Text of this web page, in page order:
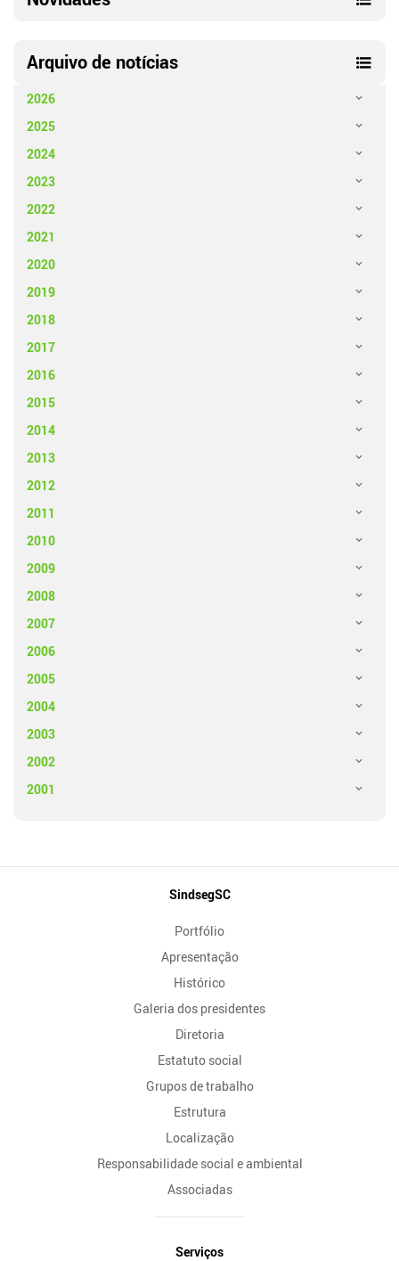
Arquivo de notícias
2026
2025
2024
2023
2022
2021
2020
2019
2018
2017
2016
2015
2014
2013
2012
2011
2010
2009
2008
2007
2006
2005
2004
2003
2002
2001
SindsegSC
Portfólio
Apresentação
Histórico
Galeria dos presidentes
Diretoria
Estatuto social
Grupos de trabalho
Estrutura
Localização
Responsabilidade social e ambiental
Associadas
Serviços